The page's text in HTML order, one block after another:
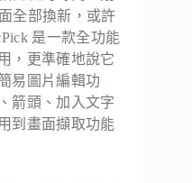
全部換新，或許
是一款全功能
，更準確地說它
易圖片編輯功
箭頭、加入文字
到畫面擷取功能